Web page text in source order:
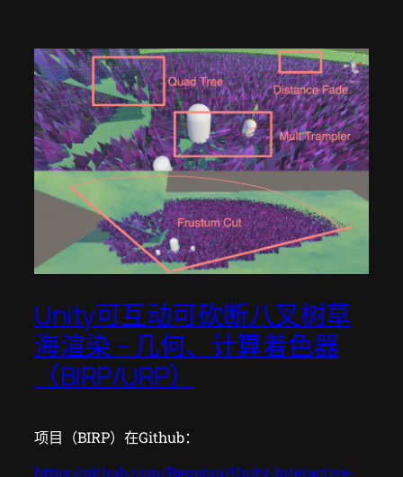
Unity可互动可砍断八叉树草
海渲染 – 几何、计算着色器
（BIRP/URP）
项目（BIRP）在Github：
https://github.com/Remyuu/Unity-Interactive-